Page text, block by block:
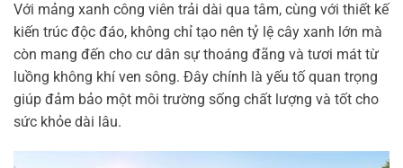
Với mảng xanh công viên trải dài qua tâm, cùng với thiết kế
kiến trúc độc đáo, không chỉ tạo nên tỷ lệ cây xanh lớn mà
còn mang đến cho cư dân sự thoáng đãng và tươi mát từ
luồng không khí ven sông. Đây chính là yếu tố quan trọng
giúp đảm bảo một môi trường sống chất lượng và tốt cho
sức khỏe dài lâu.